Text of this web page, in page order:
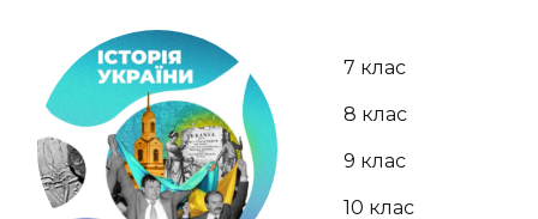
7 клас
8 клас
9 клас
10 клас